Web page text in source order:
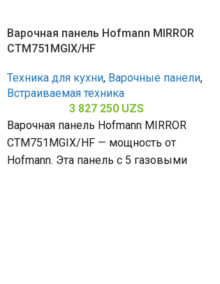
Варочная панель Hofmann MIRROR
CTM751MGIX/HF
Техника для кухни, Варочные панели,
Встраиваемая техника
3 827 250 UZS
Варочная панель Hofmann MIRROR
CTM751MGIX/HF — мощность от
Hofmann. Эта панель с 5 газовыми